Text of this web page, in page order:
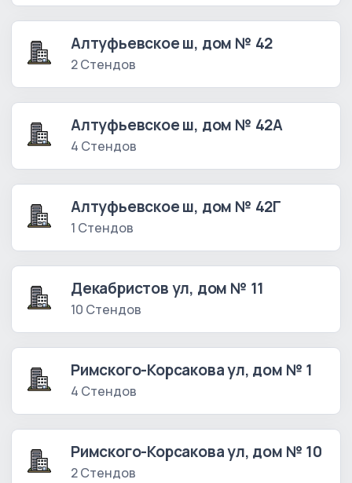
Алтуфьевское ш, дом № 42
2 Стендов
Алтуфьевское ш, дом № 42А
4 Стендов
Алтуфьевское ш, дом № 42Г
1 Стендов
Декабристов ул, дом № 11
10 Стендов
Римского-Корсакова ул, дом № 1
4 Стендов
Римского-Корсакова ул, дом № 10
2 Стендов